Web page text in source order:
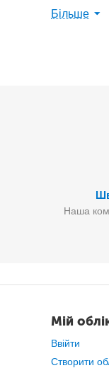
Більше
Наша
Мій
Ввійти
Створити